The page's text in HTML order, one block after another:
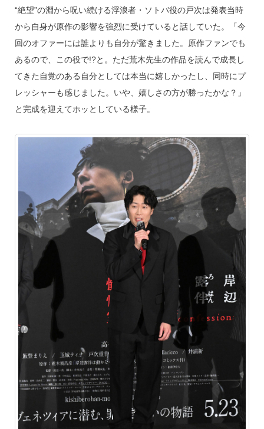
“絶望”の淵から呪い続ける浮浪者・ソトバ役の戸次は発表当時
から自身が原作の影響を強烈に受けていると話していた。「今
回のオファーには誰よりも自分が驚きました。原作ファンでも
あるので、この役で!?と。ただ荒木先生の作品を読んで成長し
てきた自覚のある自分としては本当に嬉しかったし、同時にプ
レッシャーも感じました。いや、嬉しさの方が勝ったかな？」
と完成を迎えてホッとしている様子。